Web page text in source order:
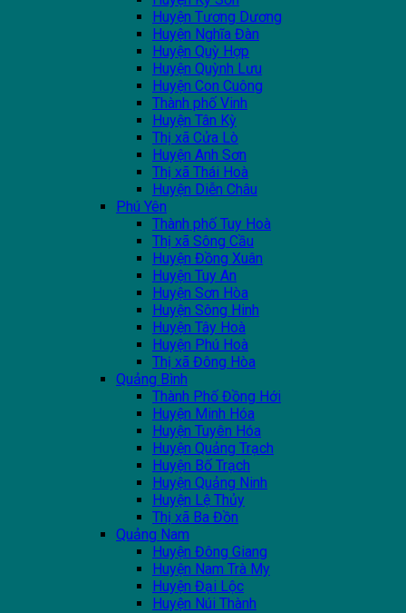
Huyện Tương Dương
Huyện Nghĩa Đàn
Huyện Quỳ Hợp
Huyện Quỳnh Lưu
Huyện Con Cuông
Thành phố Vinh
Huyện Tân Kỳ
Thị xã Cửa Lò
Huyện Anh Sơn
Thị xã Thái Hoà
Huyện Diễn Châu
Phú Yên
Thành phố Tuy Hoà
Thị xã Sông Cầu
Huyện Đồng Xuân
Huyện Tuy An
Huyện Sơn Hòa
Huyện Sông Hinh
Huyện Tây Hoà
Huyện Phú Hoà
Thị xã Đông Hòa
Quảng Bình
Thành Phố Đồng Hới
Huyện Minh Hóa
Huyện Tuyên Hóa
Huyện Quảng Trạch
Huyện Bố Trạch
Huyện Quảng Ninh
Huyện Lệ Thủy
Thị xã Ba Đồn
Quảng Nam
Huyện Đông Giang
Huyện Nam Trà My
Huyện Đại Lộc
Huyện Núi Thành